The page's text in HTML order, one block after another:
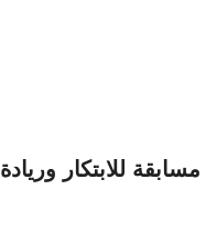
للابتكار وريادة